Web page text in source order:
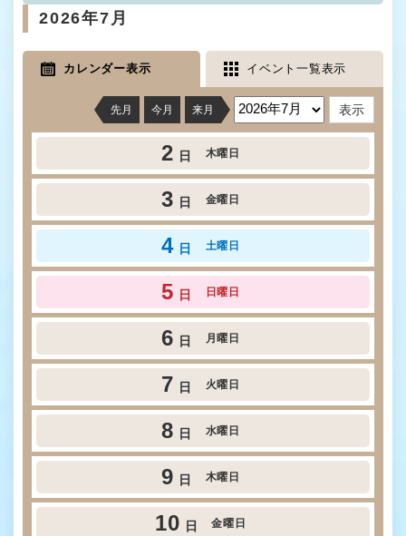
2026年7月
カレンダー表示 イベント一覧表示
先月 今月 来月
2 日 木曜日
3 日 金曜日
4 日 土曜日
5 日 日曜日
6 日 月曜日
7 日 火曜日
8 日 水曜日
9 日 木曜日
10 日 金曜日